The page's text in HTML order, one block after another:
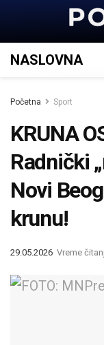
NASLOVNA
Početna Sport
KRUNA
Radnički
Novi
krunu!
29.05.2026 Vreme